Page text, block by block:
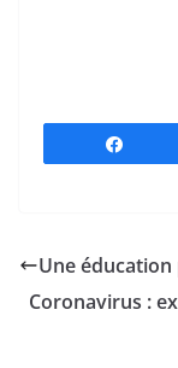
Une éducation
Coronavirus :